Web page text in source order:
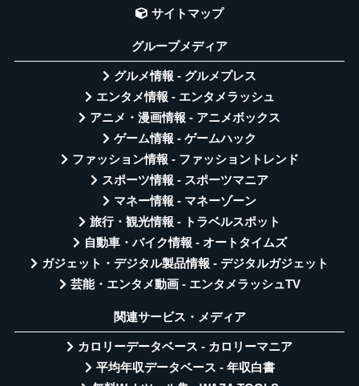
サイトマップ
グループメディア
グルメ情報 - グルメプレス
エンタメ情報 - エンタメラッシュ
アニメ・漫画情報 - アニメボックス
ゲーム情報 - ゲームハック
ファッション情報 - ファッショントレンド
スポーツ情報 - スポーツマニア
マネー情報 - マネーゾーン
旅行・観光情報 - トラベルスポット
自動車・バイク情報 - オートタイムズ
ガジェット・デジタル製品情報 - デジタルガジェット
芸能・エンタメ動画 - エンタメラッシュTV
関連サービス・メディア
カロリーデータベース - カロリーマニア
平均年収データベース - 年収白書